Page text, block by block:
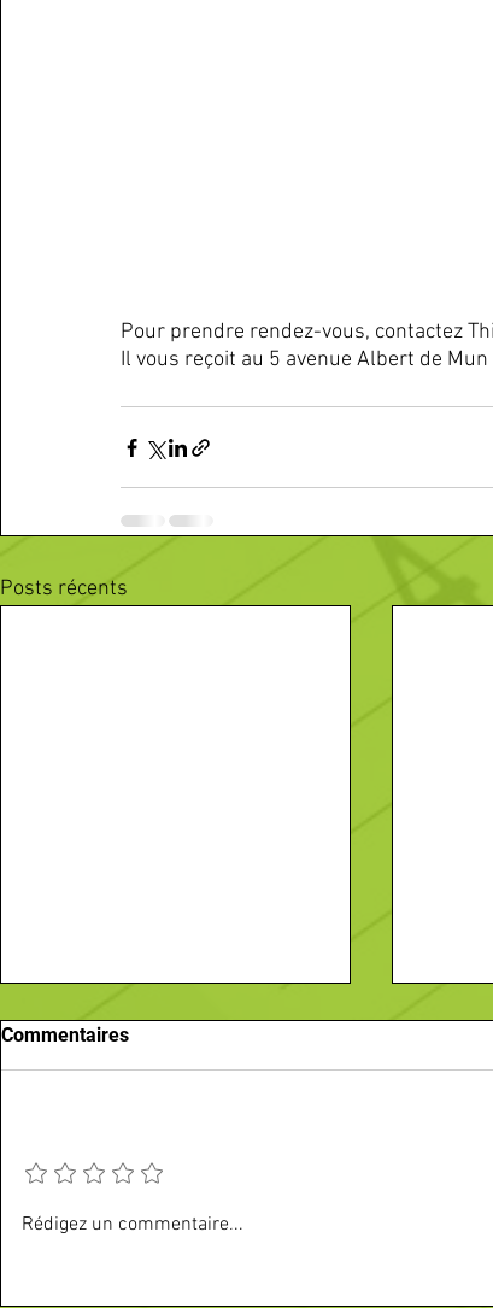
Pour prendre rendez-vous, contactez
Il vous reçoit au 5 avenue Albert de
Posts récents
Commentaires
Rédigez un commentaire...